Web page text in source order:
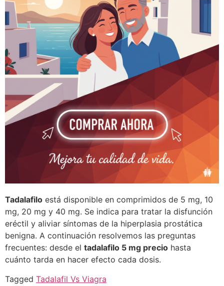
Tadalafilo está disponible en comprimidos de 5 mg, 10
mg, 20 mg y 40 mg. Se indica para tratar la disfunción
eréctil y aliviar síntomas de la hiperplasia prostática
benigna. A continuación resolvemos las preguntas
frecuentes: desde el tadalafilo 5 mg precio hasta
cuánto tarda en hacer efecto cada dosis.
Tagged Tadalafil Vs Viagra